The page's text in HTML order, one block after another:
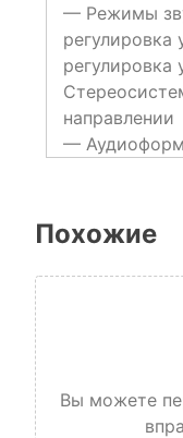
— Режимы
регулировка
регулировка
направлении
—
Похожие
Вы можете